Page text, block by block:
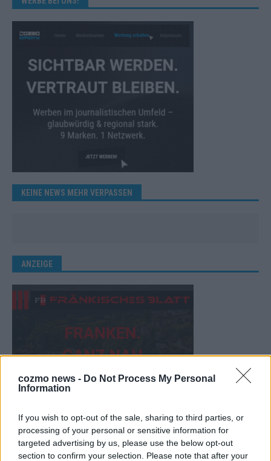
cozmo news - Do Not Process My Personal
Information
If you wish to opt-out of the sale, sharing to third parties, or
processing of your personal or sensitive information for
targeted advertising by us, please use the below opt-out
section to confirm your selection. Please note that after your
KEINE NEWS MEHR VERPASSEN
ANZEIGE